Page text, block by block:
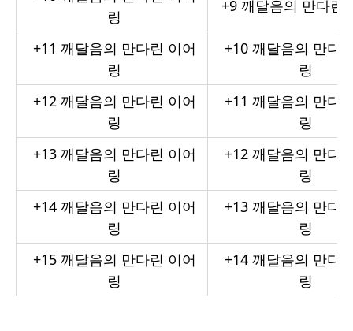
링
+9 깨달음의 만다린
+11 깨달음의 만다린 이어
링
+10 깨달음의 만다
링
+12 깨달음의 만다린 이어
링
+11 깨달음의 만다
링
+13 깨달음의 만다린 이어
링
+12 깨달음의 만다
링
+14 깨달음의 만다린 이어
링
+13 깨달음의 만다
링
+15 깨달음의 만다린 이어
링
+14 깨달음의 만다
링